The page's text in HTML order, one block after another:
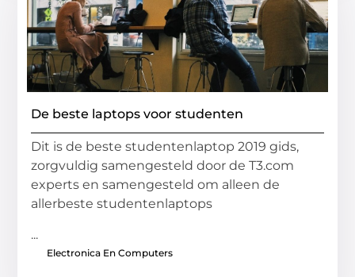
De beste laptops voor studenten
Dit is de beste studentenlaptop 2019 gids,
zorgvuldig samengesteld door de T3.com
experts en samengesteld om alleen de
allerbeste studentenlaptops
...
Electronica En Computers